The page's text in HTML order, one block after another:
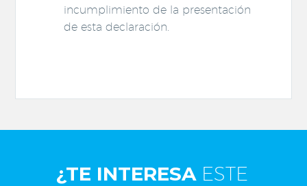
incumplimiento de la presentación
de esta declaración.
¿TE INTERESAESTE